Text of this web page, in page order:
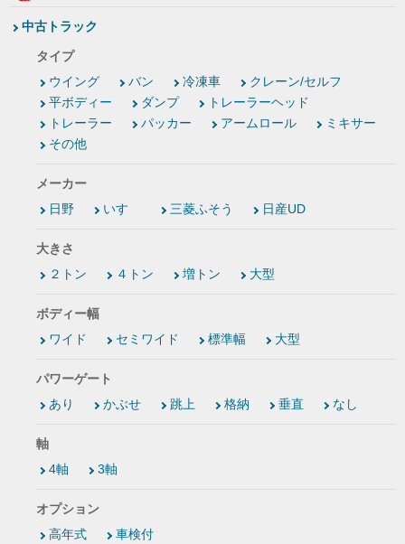
中古トラック
タイプ
ウイング
バン 冷凍車
クレーン/セルフ
平ボディー
ダンプ
トレーラーヘッド
トレーラー
パッカー アームロール
ミキサー
その他
メーカー
日野
いすゞ 三菱ふそう 日産UD
大きさ
２トン
４トン 増トン 大型
ボディー幅
ワイド
セミワイド 標準幅 大型
パワーゲート
あり
かぶせ 跳上 格納 垂直 なし
軸
4軸
3軸
オプション
高年式
車検付